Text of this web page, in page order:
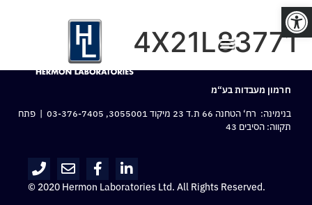
פתח סרגל נגישות
4X21L83771
חרמון מעבדות בע“מ
בנימינה: רח‘ הטחנה 66 ת.ד 23 מיקוד 3055001,
03-376-7405 | פתח
תקווה: הסיבים 43
© 2020 Hermon Laboratories Ltd. All Rights Reserved.